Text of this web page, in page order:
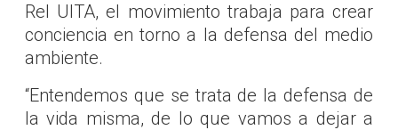
Rel UITA, el movimiento trabaja para crear
conciencia en torno a la defensa del medio
ambiente.
“Entendemos que se trata de la defensa de
la vida misma, de lo que vamos a dejar a